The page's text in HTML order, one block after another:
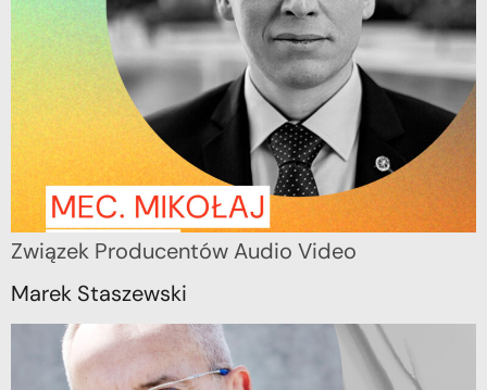
Związek Producentów Audio Video
Marek Staszewski